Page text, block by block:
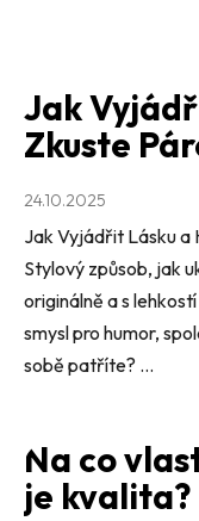
Jak
Zkuste
24.10.2025
Jak Vyjádřit Lásku a
Stylový způsob, jak
originálně a s
smysl pro humor,
sobě patříte? ...
Na co
je kvalita?